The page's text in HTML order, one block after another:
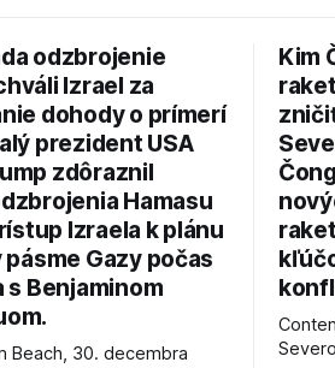
odzbrojenie
Izrael za
dohody o prímerí
prezident USA
zdôraznil
Hamasu
Izraela k plánu
Gazy počas
Benjaminom
Beach, 30. decembra
Kim